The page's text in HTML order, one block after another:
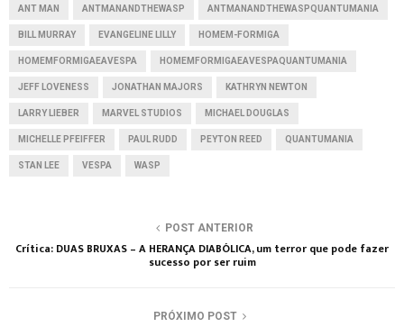
ANT MAN ANTMANANDTHEWASP ANTMANANDTHEWASPQUANTUMANIA
BILL MURRAY EVANGELINE LILLY HOMEM-FORMIGA
HOMEMFORMIGAEAVESPA HOMEMFORMIGAEAVESPAQUANTUMANIA
JEFF LOVENESS JONATHAN MAJORS KATHRYN NEWTON
LARRY LIEBER MARVEL STUDIOS MICHAEL DOUGLAS
MICHELLE PFEIFFER PAUL RUDD PEYTON REED QUANTUMANIA
STAN LEE VESPA WASP
POST ANTERIOR
Crítica: DUAS BRUXAS – A HERANÇA DIABÓLICA, um terror que pode fazer
sucesso por ser ruim
PRÓXIMO POST